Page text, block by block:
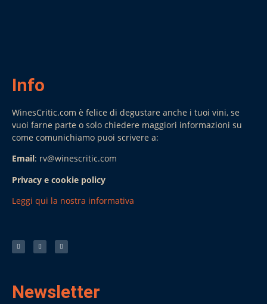
Info
WinesCritic.com è felice di degustare anche i tuoi vini, se
vuoi farne parte o solo chiedere maggiori informazioni su
come comunichiamo puoi scrivere a:
Email: rv@winescritic.com
Privacy e cookie policy
Leggi qui la nostra informativa
Newsletter